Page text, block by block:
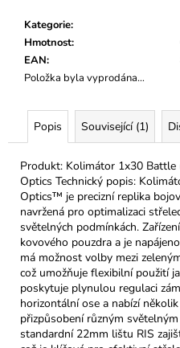
Kategorie:
Hmotnost:
EAN:
Položka byla vyprodána…
Popis Související (1)
Produkt: Kolimátor 1x30 Battle
Optics Technický popis:
Optics™ je precizní replika
navržená pro optimalizaci
světelných podmínkách.
kovového pouzdra a je
má možnost volby mezi
což umožňuje flexibilní použití
poskytuje plynulou regulaci
horizontální ose a nabízí
přizpůsobení různým
standardní 22mm lištu RIS